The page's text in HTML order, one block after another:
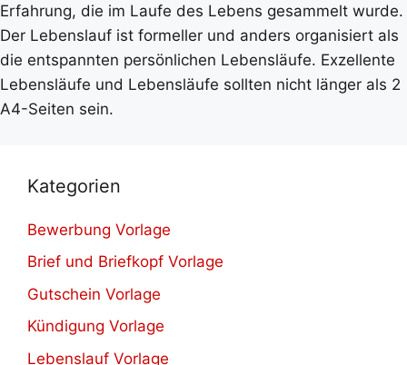
Erfahrung, die im Laufe des Lebens gesammelt wurde.
Der Lebenslauf ist formeller und anders organisiert als
die entspannten persönlichen Lebensläufe. Exzellente
Lebensläufe und Lebensläufe sollten nicht länger als 2
A4-Seiten sein.
Kategorien
Bewerbung Vorlage
Brief und Briefkopf Vorlage
Gutschein Vorlage
Kündigung Vorlage
Lebenslauf Vorlage